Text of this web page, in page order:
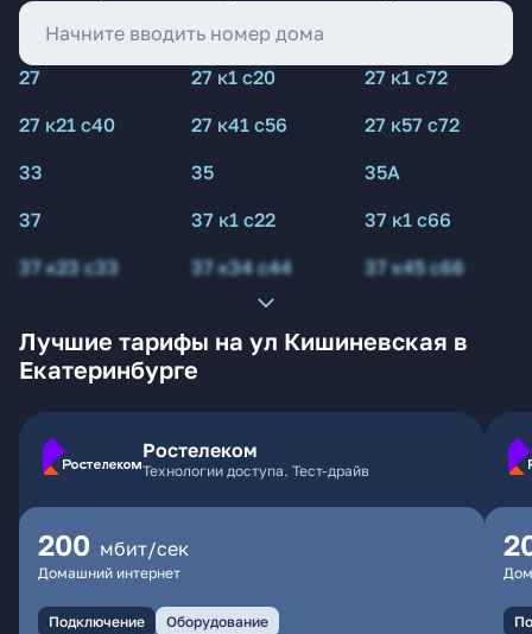
27 27 к1 с20
27 к1 с72
27 к21 с40
27 к41 с56
27 к57 с72
33
35
35А
37
37 к1 с22
37 к1 с66
37 к23 с33
37 к34 с44 37 к45 с66
Лучшие тарифы на ул Кишиневская в
Екатеринбурге
Ростелеком
Технологии доступа. Тест-драйв
200 мбит/сек
Домашний интернет
Подключение Оборудование